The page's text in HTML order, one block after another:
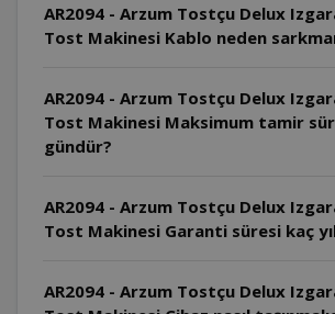
AR2094 - Arzum Tostçu Delux
Tost Makinesi Kablo neden
AR2094 - Arzum Tostçu Delux
Tost Makinesi Maksimum tamir
gündür?
AR2094 - Arzum Tostçu Delux
Tost Makinesi Garanti süresi kaç
AR2094 - Arzum Tostçu Delux